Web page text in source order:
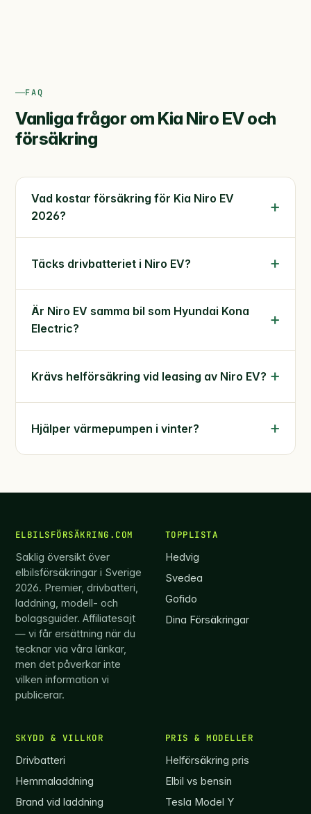
FAQ
Vanliga frågor om Kia Niro EV och
försäkring
Vad kostar försäkring för Kia Niro EV
2026?
Täcks drivbatteriet i Niro EV?
Är Niro EV samma bil som Hyundai Kona
Electric?
Krävs helförsäkring vid leasing av Niro EV?
Hjälper värmepumpen i vinter?
ELBILSFÖRSÄKRING.COM
Saklig översikt över
elbilsförsäkringar i Sverige
2026. Premier, drivbatteri,
laddning, modell- och
bolagsguider. Affiliatesajt
— vi får ersättning när du
tecknar via våra länkar,
men det påverkar inte
vilken information vi
publicerar.
TOPPLISTA
Hedvig
Svedea
Gofido
Dina Försäkringar
SKYDD & VILLKOR
Drivbatteri
Hemmaladdning
Brand vid laddning
PRIS & MODELLER
Helförsäkring pris
Elbil vs bensin
Tesla Model Y